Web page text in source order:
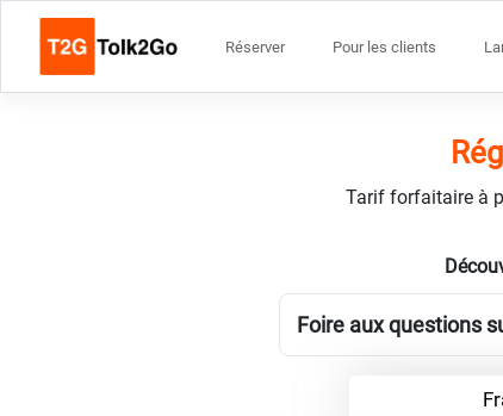
Réserver Pour les clients
Tarif forfaitaire à
Foire aux questions